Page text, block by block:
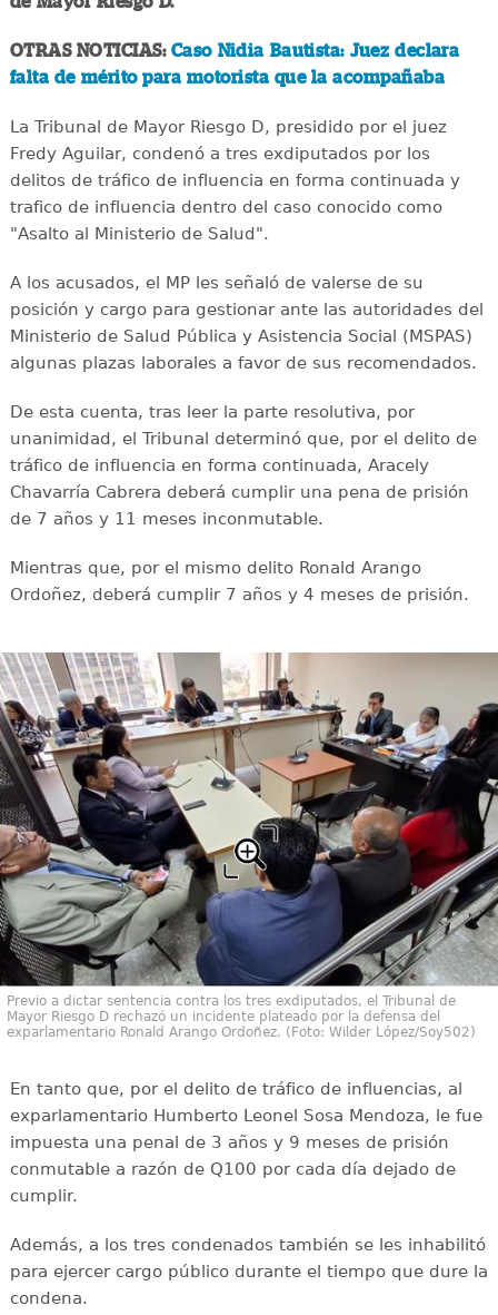
OTRAS NOTICIAS: Caso Nidia Bautista: Juez declara
falta de mérito para motorista que la acompañaba
La Tribunal de Mayor Riesgo D, presidido por el juez
Fredy Aguilar, condenó a tres exdiputados por los
delitos de tráfico de influencia en forma continuada y
trafico de influencia dentro del caso conocido como
"Asalto al Ministerio de Salud".
A los acusados, el MP les señaló de valerse de su
posición y cargo para gestionar ante las autoridades del
Ministerio de Salud Pública y Asistencia Social (MSPAS)
algunas plazas laborales a favor de sus recomendados.
De esta cuenta, tras leer la parte resolutiva, por
unanimidad, el Tribunal determinó que, por el delito de
tráfico de influencia en forma continuada, Aracely
Chavarría Cabrera deberá cumplir una pena de prisión
de 7 años y 11 meses inconmutable.
Mientras que, por el mismo delito Ronald Arango
Ordoñez, deberá cumplir 7 años y 4 meses de prisión.
Previo a dictar sentencia contra los tres exdiputados, el Tribunal de
Mayor Riesgo D rechazó un incidente plateado por la defensa del
exparlamentario Ronald Arango Ordoñez. (Foto: Wilder López/Soy502)
En tanto que, por el delito de tráfico de influencias, al
exparlamentario Humberto Leonel Sosa Mendoza, le fue
impuesta una penal de 3 años y 9 meses de prisión
conmutable a razón de Q100 por cada día dejado de
cumplir.
Además, a los tres condenados también se les inhabilitó
para ejercer cargo público durante el tiempo que dure la
condena.